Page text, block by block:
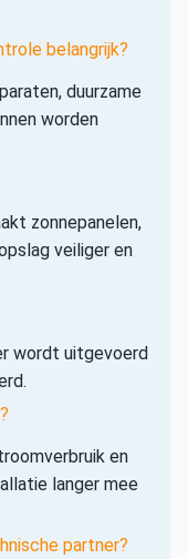
belangrijk?
duurzame
worden
zonnepanelen,
veiliger en
wordt uitgevoerd
en
langer mee
partner?